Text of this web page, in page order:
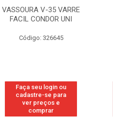
VASSOURA V-35 VARRE
FACIL CONDOR UNI
Código: 326645
Faça seu login ou
cadastre-se para
ver preços e
comprar